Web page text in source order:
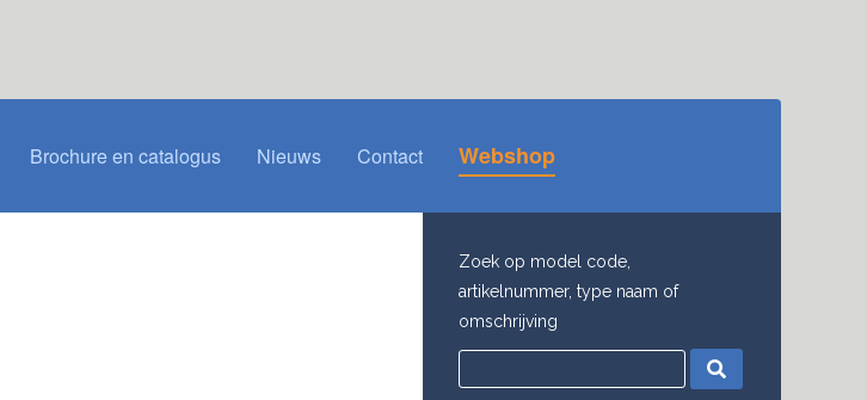
Brochure en catalogus Nieuws Contact Webshop
Zoek op model code,
artikelnummer, type naam of
omschrijving